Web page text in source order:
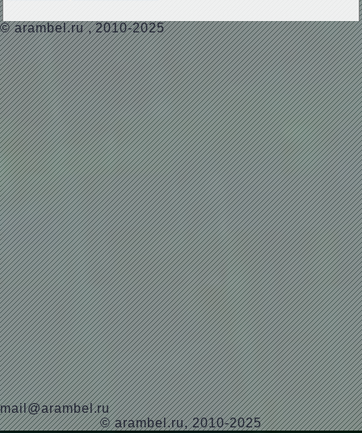
© arambel.ru, 2010-2025
mail@arambel.ru
© arambel.ru, 2010-2025